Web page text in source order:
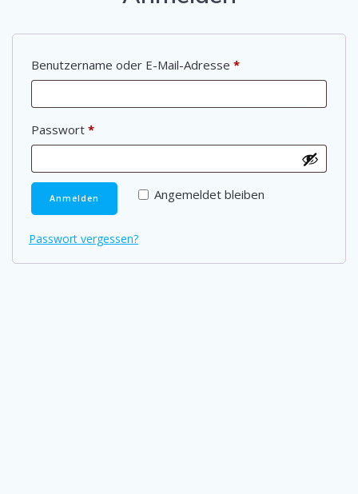
Benutzername oder E-Mail-Adresse *Erforderlich
Passwort *Erforderlich
Angemeldet bleiben
Anmelden
Passwort vergessen?